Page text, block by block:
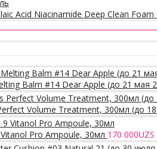
Acid Niacinamide Deep Clean Foam
Balm #14 Dear Apple (до 21 мая
Volume Treatment, 300мл (до
Pro Ampoule, 30мл 170 000UZS